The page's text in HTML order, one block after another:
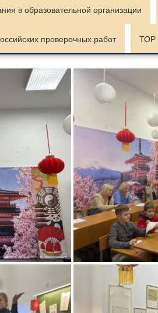
в образовательной организации
проверочных работ ТОР